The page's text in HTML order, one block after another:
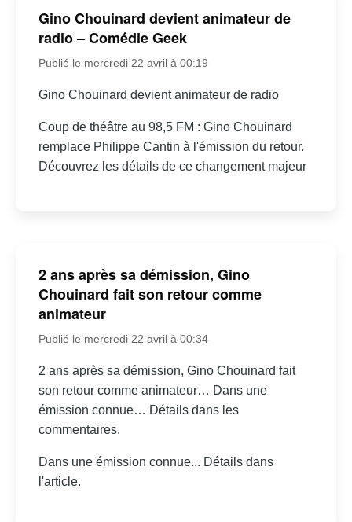
Gino Chouinard devient animateur de
radio – Comédie Geek
Publié le mercredi 22 avril à 00:19
Gino Chouinard devient animateur de radio
Coup de théâtre au 98,5 FM : Gino Chouinard
remplace Philippe Cantin à l'émission du retour.
Découvrez les détails de ce changement majeur
2 ans après sa démission, Gino
Chouinard fait son retour comme
animateur
Publié le mercredi 22 avril à 00:34
2 ans après sa démission, Gino Chouinard fait
son retour comme animateur… Dans une
émission connue… Détails dans les
commentaires.
Dans une émission connue... Détails dans
l'article.